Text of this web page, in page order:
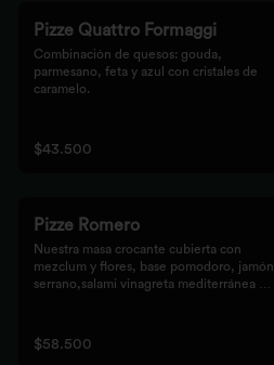
Pizze Quattro Formaggi
Combinación de quesos: gouda,
parmesano, feta y azul con cristales de
caramelo.
$43.500
Pizze Romero
Nuestra masa crocante cubierta con
mezclum y flores, base pomodoro, jamón
serrano,salami vinagreta mediterránea y
$58.500